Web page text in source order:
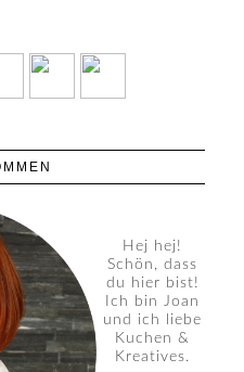
Hej hej!
Schön, dass
du hier bist!
Ich bin Joan
und ich liebe
Kuchen &
Kreatives.